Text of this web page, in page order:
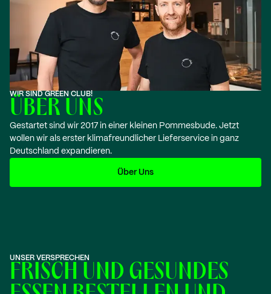
WIR SIND GREEN CLUB!
ÜBER UNS
Gestartet sind wir 2017 in einer kleinen Pommesbude. Jetzt
wollen wir als erster klimafreundlicher Lieferservice in ganz
Deutschland expandieren.
Über Uns
UNSER VERSPRECHEN
FRISCH UND GESUNDES